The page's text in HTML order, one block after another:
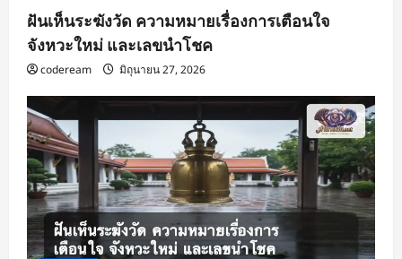
ฝันเห็นระฆังวัด ความหมายเรื่องการเตือนใจ
จังหวะใหม่ และเลขนำโชค
codeream มิถุนายน 27, 2026